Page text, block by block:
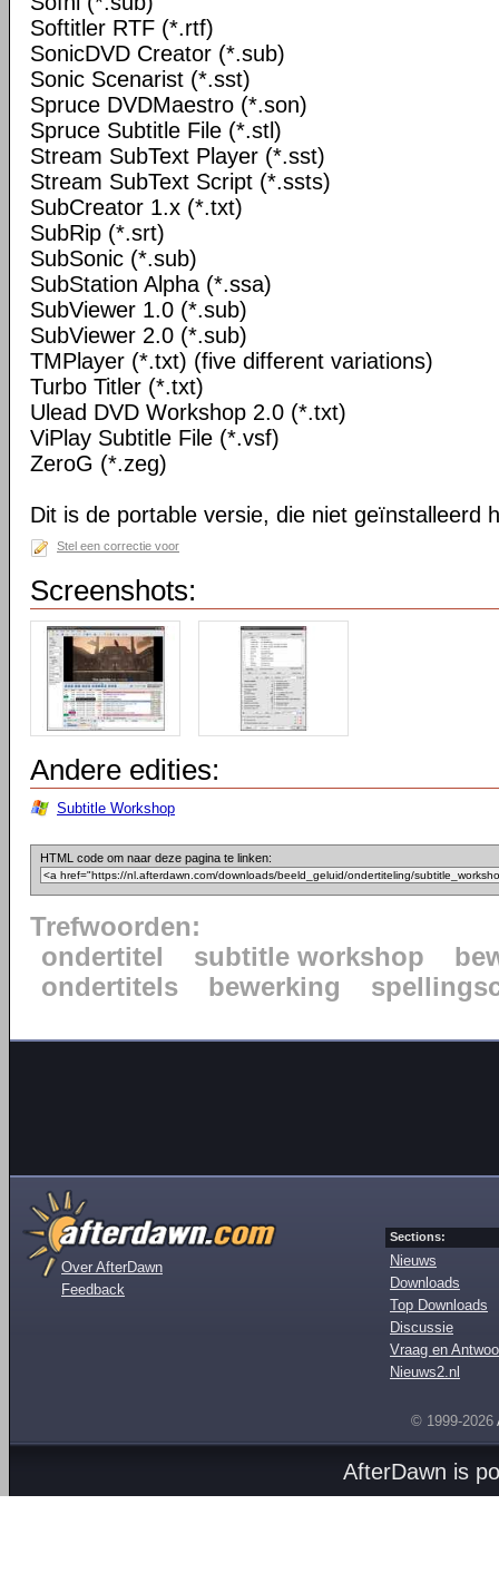
Softitler RTF (*.rtf)
SonicDVD Creator (*.sub)
Sonic Scenarist (*.sst)
Spruce DVDMaestro (*.son)
Spruce Subtitle File (*.stl)
Stream SubText Player (*.sst)
Stream SubText Script (*.ssts)
SubCreator 1.x (*.txt)
SubRip (*.srt)
SubSonic (*.sub)
SubStation Alpha (*.ssa)
SubViewer 1.0 (*.sub)
SubViewer 2.0 (*.sub)
TMPlayer (*.txt) (five different variations)
Turbo Titler (*.txt)
Ulead DVD Workshop 2.0 (*.txt)
ViPlay Subtitle File (*.vsf)
ZeroG (*.zeg)
Dit is de portable versie, die niet geïnstalleerd
Stel een correctie voor
Screenshots:
Andere edities:
Subtitle Workshop
HTML code om naar deze pagina te linken:
Trefwoorden:
ondertitel
subtitle workshop
ondertitels
bewerking
Over AfterDawn
Feedback
Sections:
Nieuws
Downloads
Top Downloads
Discussie
Vraag en
Nieuws2.nl
© 1999-2026
AfterDawn is